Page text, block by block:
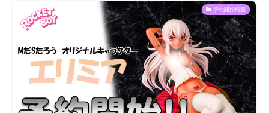
予約開始情報